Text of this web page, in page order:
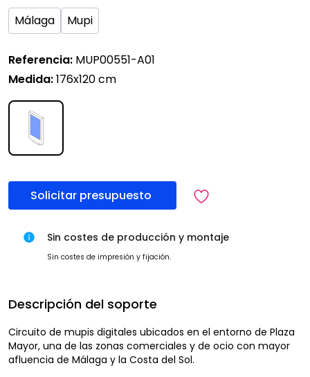
Málaga Mupi
Referencia: MUP00551-A01
Medida:176x120 cm
Solicitar presupuesto
Sin costes de producción y montaje
Sin costes de impresión y fijación.
Descripción del soporte
Circuito de mupis digitales ubicados en el entorno de Plaza
Mayor, una de las zonas comerciales y de ocio con mayor
afluencia de Málaga y la Costa del Sol.